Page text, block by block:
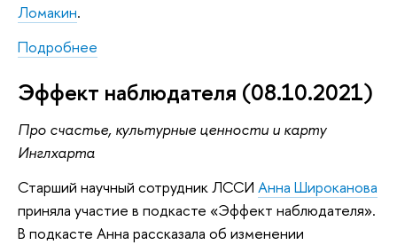
Ломакин.
Подробнее
Эффект наблюдателя (08.10.2021)
Про счастье, культурные ценности и карту
Инглхарта
Старший научный сотрудник ЛССИ Анна Широканова
приняла участие в подкасте «Эффект наблюдателя».
В подкасте Анна рассказала об изменении